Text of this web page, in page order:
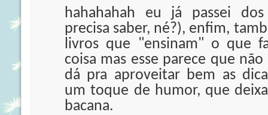
hahahahah eu já passei
precisa saber, né?), enfim,
livros que "ensinam" o que
coisa mas esse parece que
dá pra aproveitar bem as
um toque de humor, que
bacana.